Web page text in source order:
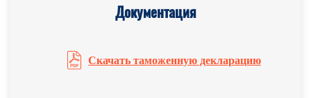
Документация
Скачать таможенную декларацию